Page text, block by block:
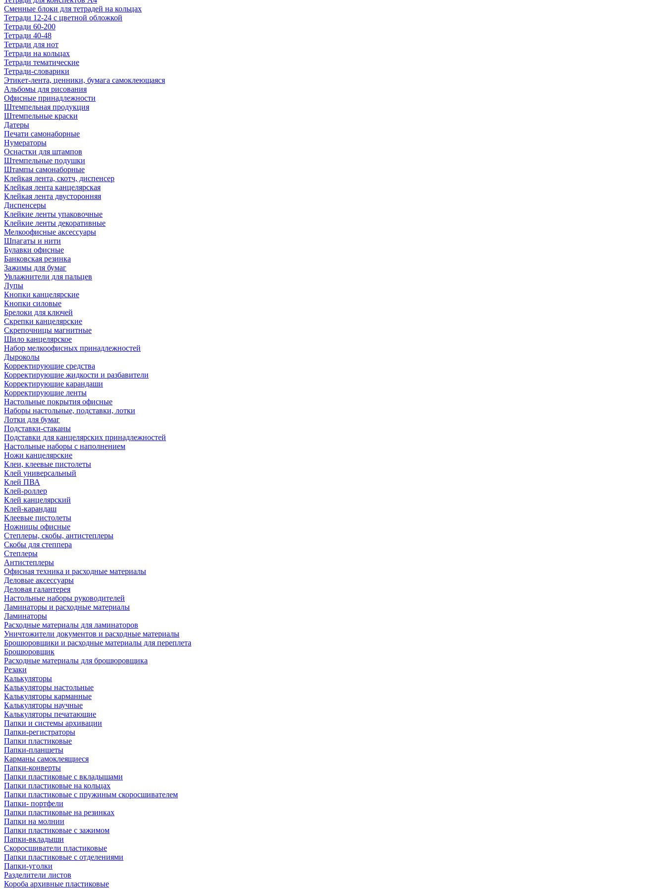
Сменные блоки для тетрадей на кольцах
Тетради 12-24 с цветной обложкой
Тетради 60-200
Тетради 40-48
Тетради для нот
Тетради на кольцах
Тетради тематические
Тетради-словарики
Этикет-лента, ценники, бумага самоклеющаяся
Альбомы для рисования
Офисные принадлежности
Штемпельная продукция
Штемпельные краски
Датеры
Печати самонаборные
Нумераторы
Оснастки для штампов
Штемпельные подушки
Штампы самонаборные
Клейкая лента, скотч, диспенсер
Клейкая лента канцелярская
Клейкая лента двусторонняя
Диспенсеры
Клейкие ленты упаковочные
Клейкие ленты декоративные
Мелкоофисные аксессуары
Шпагаты и нити
Булавки офисные
Банковская резинка
Зажимы для бумаг
Увлажнители для пальцев
Лупы
Кнопки канцелярские
Кнопки силовые
Брелоки для ключей
Скрепки канцелярские
Скрепочницы магнитные
Шило канцелярское
Набор мелкоофисных принадлежностей
Дыроколы
Корректирующие средства
Корректирующие жидкости и разбавители
Корректирующие карандаши
Корректирующие ленты
Настольные покрытия офисные
Наборы настольные, подставки, лотки
Лотки для бумаг
Подставки-стаканы
Подставки для канцелярских принадлежностей
Настольные наборы с наполнением
Ножи канцелярские
Клеи, клеевые пистолеты
Клей универсальный
Клей ПВА
Клей-роллер
Клей канцелярский
Клей-карандаш
Клеевые пистолеты
Ножницы офисные
Степлеры, скобы, антистеплеры
Скобы для степпера
Степлеры
Антистеплеры
Офисная техника и расходные материалы
Деловые аксессуары
Деловая галантерея
Настольные наборы руководителей
Ламинаторы и расходные материалы
Ламинаторы
Расходные материалы для ламинаторов
Уничтожители документов и расходные материалы
Брошюровщики и расходные материалы для переплета
Брошюровщик
Расходные материалы для брошюровщика
Резаки
Калькуляторы
Калькуляторы настольные
Калькуляторы карманные
Калькуляторы научные
Калькуляторы печатающие
Папки и системы архивации
Папки-регистраторы
Папки пластиковые
Папки-планшеты
Карманы самоклеящиеся
Папки-конверты
Папки пластиковые с вкладышами
Папки пластиковые на кольцах
Папки пластиковые с пружиным скоросшивателем
Папки- портфели
Папки пластиковые на резинках
Папки на молнии
Папки пластиковые с зажимом
Папки-вкладыши
Скоросшиватели пластиковые
Папки пластиковые с отделениями
Папки-уголки
Разделители листов
Короба архивные пластиковые